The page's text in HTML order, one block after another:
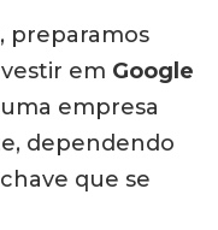
preparamos
em Google
empresa
dependendo
que se